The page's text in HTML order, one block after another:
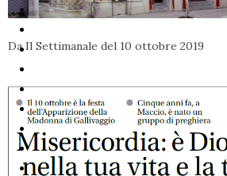
Da Il Settimanale del 10 ottobre 2019